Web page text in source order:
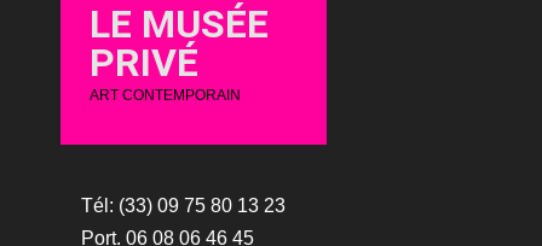
LE MUSÉE
PRIVÉ
ART CONTEMPORAIN
Tél: (33) 09 75 80 13 23
Port. 06 08 06 46 45